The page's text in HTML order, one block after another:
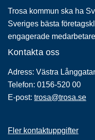
Trosa kommun ska ha
Sveriges bästa
engagerade
Kontakta oss
Adress: Västra
Telefon: 0156-520 00
E-post: trosa@trosa.se
Fler kontaktuppgifter